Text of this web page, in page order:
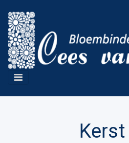
Kerst